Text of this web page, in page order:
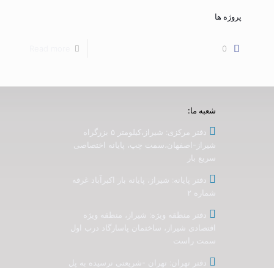
پروژه ها
0
شعبه ما:
دفتر مرکزی: شیراز،کیلومتر ۵ بزرگراه
شیراز-اصفهان،سمت چپ، پایانه اختصاصی
سریع بار
دفتر پایانه: شیراز، پایانه بار اکبرآباد غرفه
شماره ۲
دفتر منطقه ویژه: شیراز، منطقه ویژه
اقتصادی شیراز، ساختمان پاسارگاد درب اول
سمت راست
دفتر تهران: تهران -شریعتی نرسیده به پل